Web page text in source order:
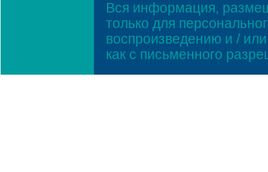
Вся информация,
только для
воспроизведению и /
как с письменного